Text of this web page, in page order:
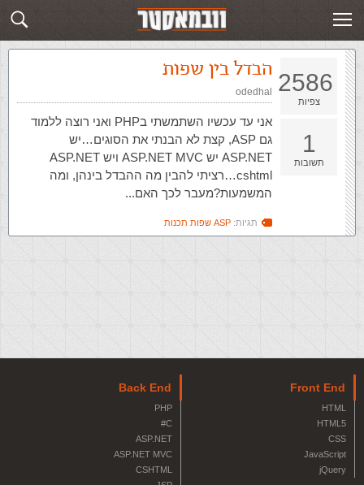
שלח שאלה חדשה זירת השאלות בנושא ASP שפות תכנות
2586
צפיות
1
תשובות
הבדל בין שפות
odedhal
אני עד עכשיו השתמשתי בPHP ואני רוצה ללמוד
גם ASP, קצת לא הבנתי את הסוגים…יש
ASP.NET יש ASP.NET MVC ויש ASP.NET
cshtml…רציתי להבין מה ההבדל בינהן, ומה
המשמעות?מעבר לכך האם...
תגיות: ASP שפות תכנות
Front End
HTML
HTML5
CSS
JavaScript
jQuery
Back End
PHP
C#
ASP.NET
ASP.NET MVC
CSHTML